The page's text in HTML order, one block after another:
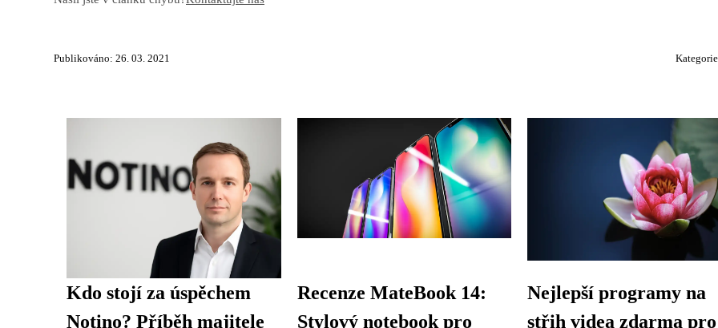
Publikováno: 26. 03. 2021
Kdo stojí za úspěchem
Notino? Příběh majitele
Recenze MateBook 14:
Stylový notebook pro
Nejlepší programy na
střih videa zdarma pro